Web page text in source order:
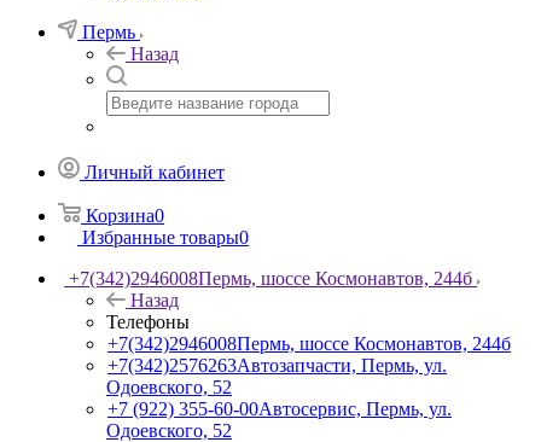
Пермь
Назад
Личный кабинет
Корзина0
Избранные товары0
+7(342)2946008Пермь, шоссе Космонавтов, 244б
Назад
Телефоны
+7(342)2946008Пермь, шоссе Космонавтов, 244б
+7(342)2576263Автозапчасти, Пермь, ул.
Одоевского, 52
+7 (922) 355-60-00Автосервис, Пермь, ул.
Одоевского, 52